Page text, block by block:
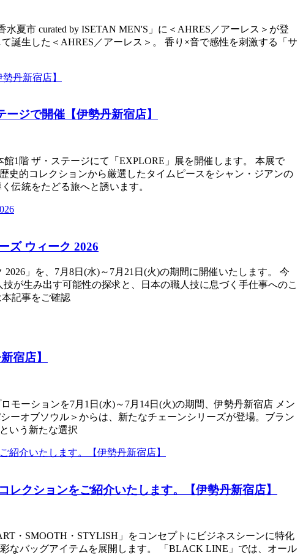
夏市 curated by ISETAN MEN'S」に＜AHRES／アーレス＞が登
誕生した＜AHRES／アーレス＞。 香り×音で感性を刺激する「サ
ジで開催【伊勢丹新宿店】
館1階 ザ・ステージにて「EXPLORE」展を開催します。 本展で
史的コレクションから厳選したタイムピースをシャン・ジアンの
伝統をたどる旅へと誘います。
ズ ウィーク 2026
」を、7月8日(水)～7月21日(火)の期間に開催いたします。 今
が生み出す可能性の探求と、日本の職人技に息づく手仕事へのこ
記事をご確認
宿店】
モーションを7月1日(水)～7月14日(火)の期間、伊勢丹新宿店 メン
ーオブソウル＞からは、新たなチェーンシリーズが登場。ブラン
いう新たな選択
クションをご紹介いたします。【伊勢丹新宿店】
・SMOOTH・STYLISH」をコンセプトにビジネスシーンに特化
なバッグアイテムを展開します。 「BLACK LINE」では、オール